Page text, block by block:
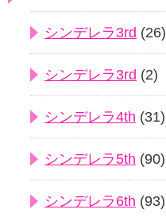
シンデレラ3rd (26)
シンデレラ3rd (2)
シンデレラ4th (31)
シンデレラ5th (90)
シンデレラ6th (93)